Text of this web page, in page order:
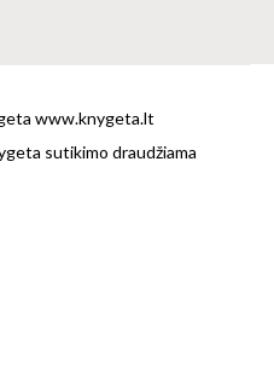
www.knygeta.lt
sutikimo draudžiama